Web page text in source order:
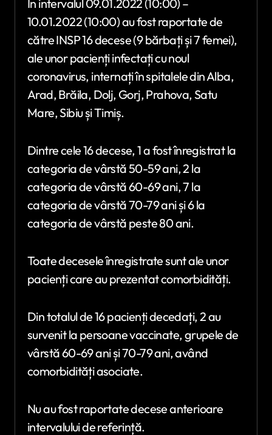
În intervalul 09.01.2022 (10:00) –
10.01.2022 (10:00) au fost raportate de
către INSP 16 decese (9 bărbați și 7 femei),
ale unor pacienți infectați cu noul
coronavirus, internați în spitalele din Alba,
Arad, Brăila, Dolj, Gorj, Prahova, Satu
Mare, Sibiu și Timiș.
Dintre cele 16 decese, 1 a fost înregistrat la
categoria de vârstă 50-59 ani, 2 la
categoria de vârstă 60-69 ani, 7 la
categoria de vârstă 70-79 ani și 6 la
categoria de vârstă peste 80 ani.
Toate decesele înregistrate sunt ale unor
pacienți care au prezentat comorbidități.
Din totalul de 16 pacienți decedați, 2 au
survenit la persoane vaccinate, grupele de
vârstă 60-69 ani și 70-79 ani, având
comorbidități asociate.
Nu au fost raportate decese anterioare
intervalului de referință.